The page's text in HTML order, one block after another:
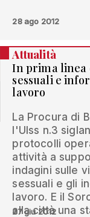
28 ago 2012
Attualità
In prima linea
sessuali e
lavoro
La Procura di
l'Ulss n.3
protocolli
attività a
indagini sulle
sessuali e gli
lavoro. E il
alla città una
27 giu 2012